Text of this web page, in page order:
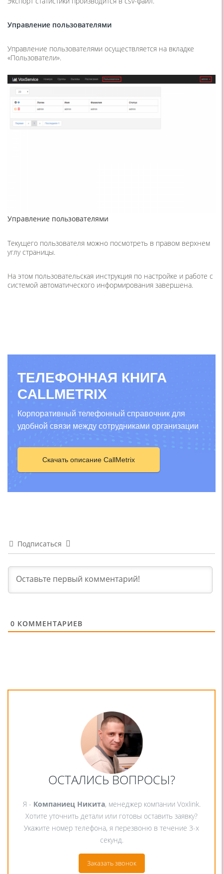
Управление пользователями
Управление пользователями осуществляется на вкладке
«Пользователи».
Управление пользователями
Текущего пользователя можно посмотреть в правом верхнем
углу страницы.
На этом пользовательская инструкция по настройке и работе с
системой автоматического информирования завершена.
ТЕЛЕФОННАЯ КНИГА
CALLMETRIX
Корпоративный телефонный справочник для
удобной связи между сотрудниками организации
Скачать описание CallMetrix
Подписаться
0 КОММЕНТАРИЕВ
ОСТАЛИСЬ ВОПРОСЫ?
Я - Компаниец Никита, менеджер компании Voxlink.
Хотите уточнить детали или готовы оставить заявку?
Укажите номер телефона, я перезвоню в течение 3-х
секунд.
Заказать звонок